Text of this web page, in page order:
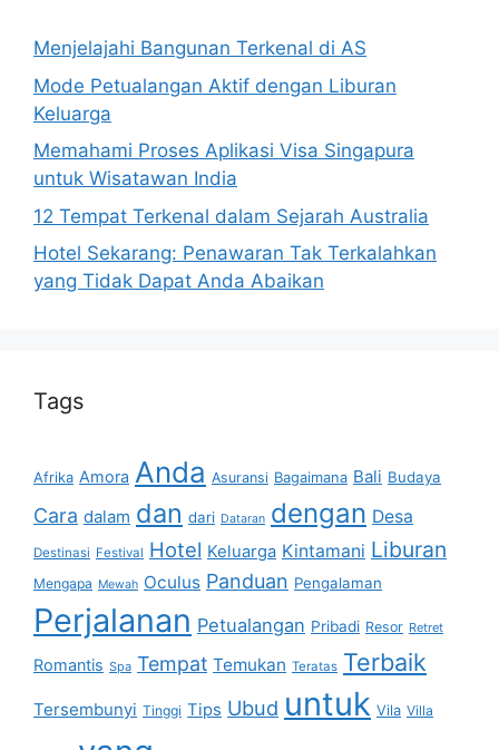
Menjelajahi Bangunan Terkenal di AS
Mode Petualangan Aktif dengan Liburan
Keluarga
Memahami Proses Aplikasi Visa Singapura
untuk Wisatawan India
12 Tempat Terkenal dalam Sejarah Australia
Hotel Sekarang: Penawaran Tak Terkalahkan
yang Tidak Dapat Anda Abaikan
Tags
Afrika Amora Anda Asuransi Bagaimana Bali Budaya
Cara dalam dan dari Dataran dengan Desa
Destinasi Festival Hotel Keluarga Kintamani Liburan
Mengapa Mewah Oculus Panduan Pengalaman
Perjalanan Petualangan Pribadi Resor Retret
Romantis Spa Tempat Temukan Teratas Terbaik
Tersembunyi Tinggi Tips Ubud untuk Vila Villa